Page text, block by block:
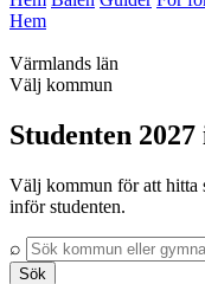
Hem
Värmlands län
Välj kommun
Studenten
Välj kommun för att hitta
inför studenten.
⌕
Sök